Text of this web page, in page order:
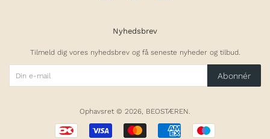
Nyhedsbrev
Tilmeld dig vores nyhedsbrev og få seneste nyheder og tilbud.
Abonnér
Ophavsret © 2026, BEOSTÆREN.
Betalingsikoner